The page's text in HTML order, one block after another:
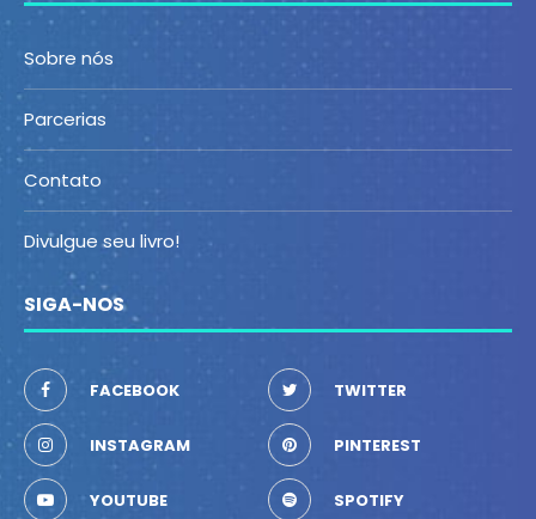
Sobre nós
Parcerias
Contato
Divulgue seu livro!
SIGA-NOS
FACEBOOK TWITTER
INSTAGRAM PINTEREST
YOUTUBE SPOTIFY